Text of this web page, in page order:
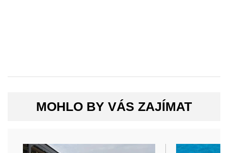
MOHLO BY VÁS ZAJÍMAT